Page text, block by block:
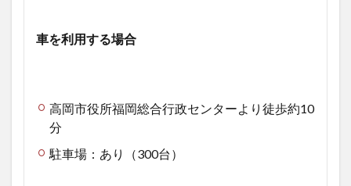
車を利用する場合
高岡市役所福岡総合行政センターより徒歩約10
分
駐車場：あり（300台）